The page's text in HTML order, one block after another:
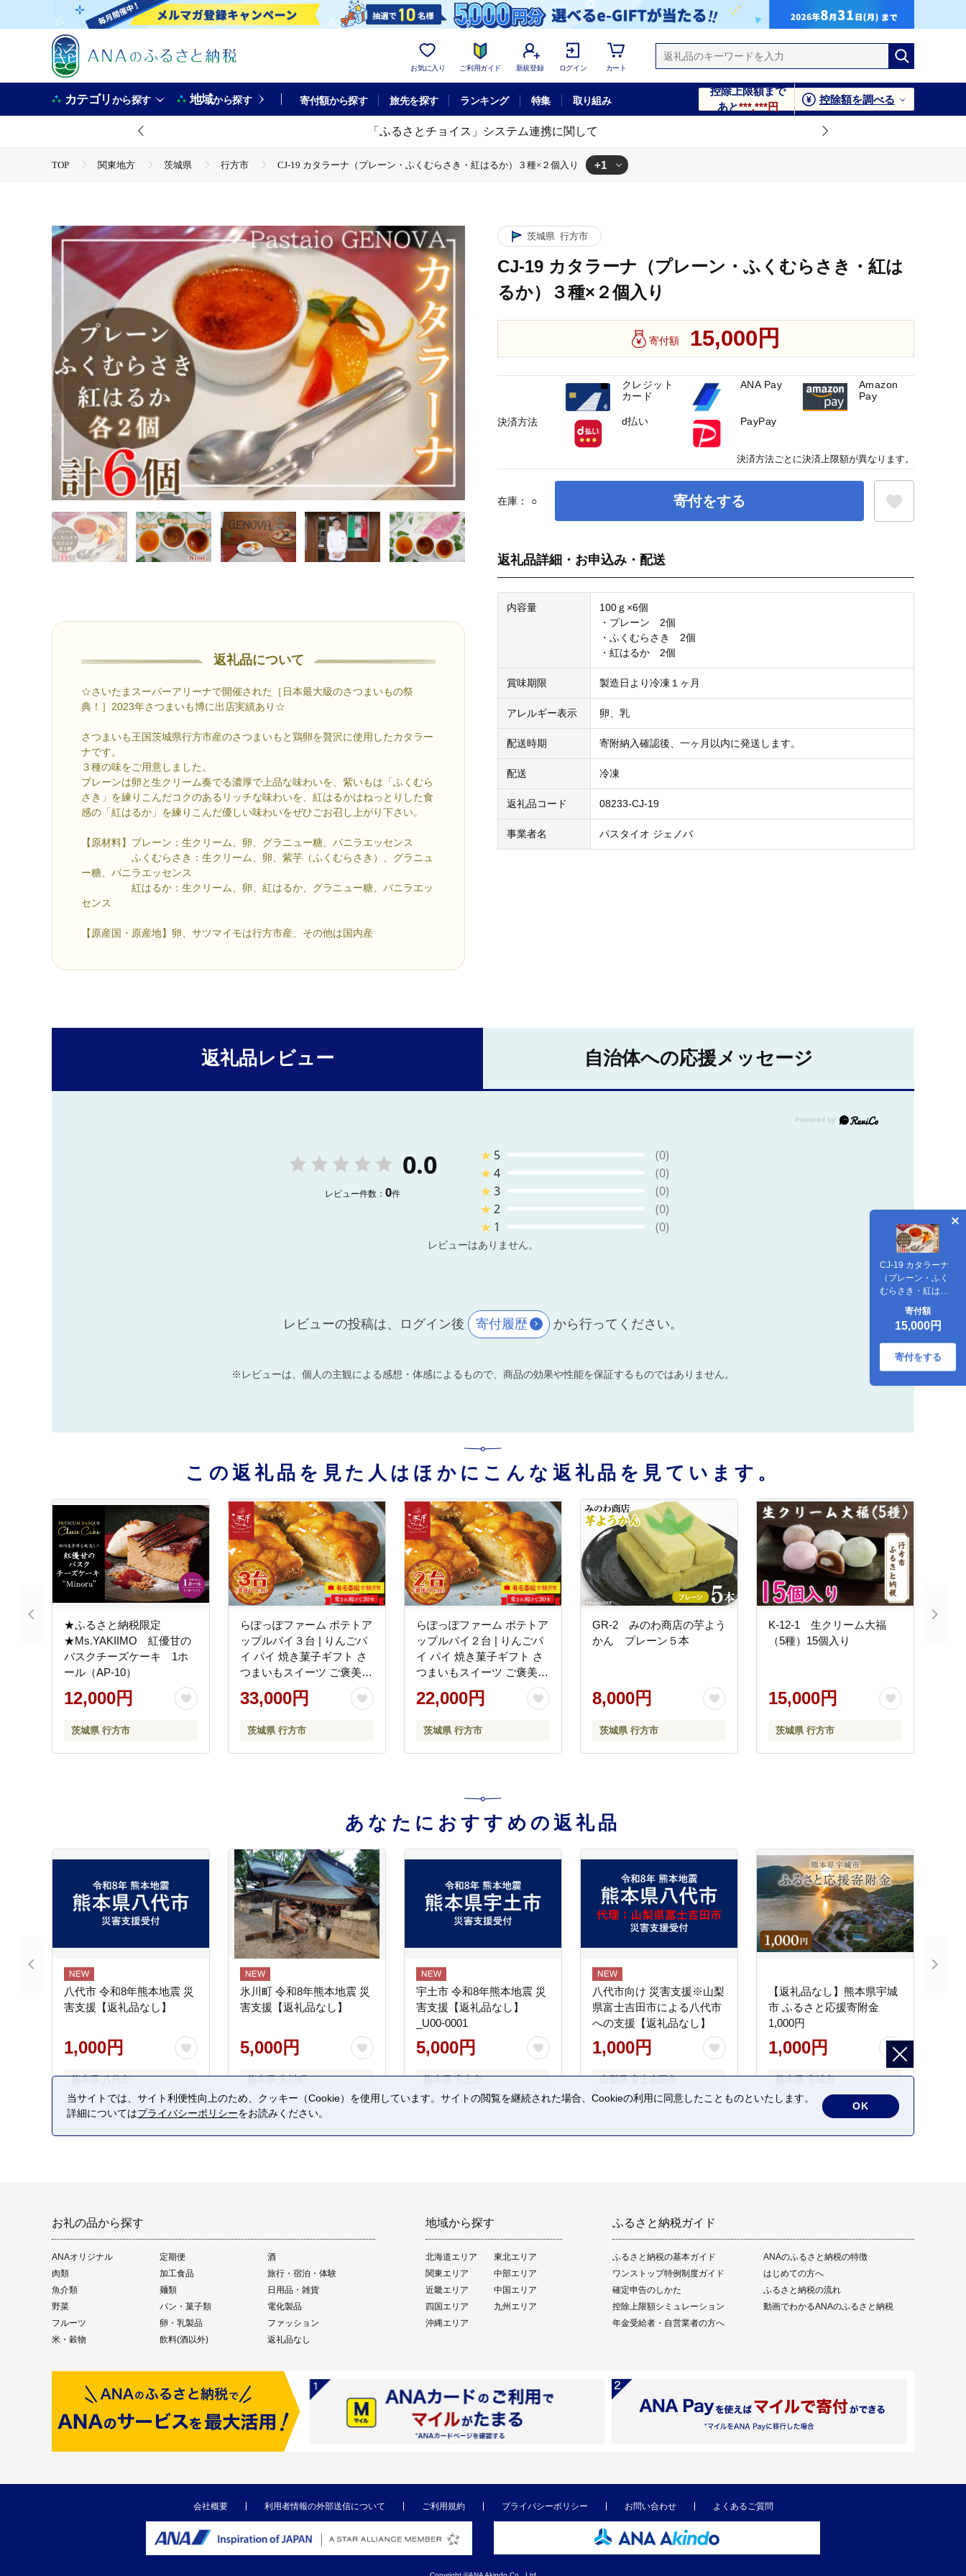
お気に入り ご利用ガイド 新規登録 ログイン カート
カテゴリから探す 地域から探す 寄付額から探す 旅先を探す ランキング 特集 取り組み
控除上限額まで
あと***,***円
控除額を調べる
「ふるさとチョイス」システム連携に関して
TOP 関東地方 茨城県 行方市 CJ-19 カタラーナ（プレーン・ふくむらさき・紅はるか）３種×２個入り +1
返礼品について
☆さいたまスーパーアリーナで開催された［日本最大級のさつまいもの祭
典！］2023年さつまいも博に出店実績あり☆
さつまいも王国茨城県行方市産のさつまいもと鶏卵を贅沢に使用したカタラー
ナです。
３種の味をご用意しました。
プレーンは卵と生クリーム奏でる濃厚で上品な味わいを、紫いもは「ふくむら
さき」を練りこんだコクのあるリッチな味わいを、紅はるかはねっとりした食
感の「紅はるか」を練りこんだ優しい味わいをぜひごお召し上がり下さい。
【原材料】プレーン：生クリーム、卵、グラニュー糖、バニラエッセンス
ふくむらさき：生クリーム、卵、紫芋（ふくむらさき）、グラニュ
ー糖、バニラエッセンス
紅はるか：生クリーム、卵、紅はるか、グラニュー糖、バニラエッ
センス
【原産国・原産地】卵、サツマイモは行方市産、その他は国内産
茨城県 行方市
CJ-19 カタラーナ（プレーン・ふくむらさき・紅は
るか）３種×２個入り
寄付額 15,000円
在庫： ○ 寄付をする
CJ-19 カタラーナ
（プレーン・ふく
むらさき・紅はる
寄付額
15,000円
寄付をする
返礼品詳細・お申込み・配送
内容量
100ｇ×6個
・プレーン 2個
・ふくむらさき 2個
・紅はるか 2個
賞味期限 製造日より冷凍１ヶ月
アレルギー表示 卵、乳
配送時期 寄附納入確認後、一ヶ月以内に発送します。
配送 冷凍
返礼品コード 08233-CJ-19
事業者名 パスタイオ ジェノバ
決済方法
クレジット
カード
ANA Pay
Amazon
Pay
d払い PayPay
決済方法ごとに決済上限額が異なります。
返礼品レビュー 自治体への応援メッセージ
0.0
レビュー件数： 0件
★ 5
(0)
★4
(0)
★3
(0)
★2
(0)
★ 1 (0)
レビューはありません。
レビューの投稿は、ログイン後 寄付履歴 から行ってください。
※レビューは、個人の主観による感想・体感によるもので、商品の効果や性能を保証するものではありません。
この返礼品を見た人はほかにこんな返礼品を見ています。
★ふるさと納税限定
★Ms.YAKIIMO 紅優甘の
バスクチーズケーキ 1ホ
ール（AP-10）
12,000円
茨城県 行方市
らぽっぽファーム ポテトア
ップルパイ３台 | りんごパ
イ パイ 焼き菓子ギフト さ
つまいもスイーツ ご褒美ス
イーツ 芋スイーツ おいも
スイーツ お菓子 さつまい
33,000円
茨城県 行方市
らぽっぽファーム ポテトア
ップルパイ２台 | りんごパ
イ パイ 焼き菓子ギフト さ
つまいもスイーツ ご褒美ス
イーツ 芋スイーツ おいも
スイーツ お菓子 さつまい
22,000円
茨城県 行方市
GR-2 みのわ商店の芋よう
かん プレーン５本
8,000円
茨城県 行方市
K-12-1 生クリーム大福
（5種）15個入り
15,000円
茨城県 行方市
あなたにおすすめの返礼品
八代市 令和8年熊本地震 災
害支援【返礼品なし】
1,000円
熊本県 八代市
氷川町 令和8年熊本地震 災
害支援【返礼品なし】
5,000円
熊本県 氷川町
宇土市 令和8年熊本地震 災
害支援【返礼品なし】
_U00-0001
5,000円
熊本県 宇土市
八代市向け 災害支援※山梨
県富士吉田市による八代市
への支援【返礼品なし】
1,000円
山梨県 富士吉田市
【返礼品なし】熊本県宇城
市 ふるさと応援寄附金
1,000円
1,000円
熊本県 宇城市
お礼の品から探す
ANAオリジナル 定期便
酒
肉類
加工食品
旅行・宿泊・体験
魚介類
麺類
日用品・雑貨
野菜
パン・菓子類
電化製品
フルーツ
卵・乳製品
ファッション
米・穀物
飲料(酒以外) 返礼品なし
地域から探す
北海道エリア
東北エリア
関東エリア
中部エリア
近畿エリア
中国エリア
四国エリア
九州エリア
沖縄エリア
ふるさと納税ガイド
ふるさと納税の基本ガイド
ANAのふるさと納税の特徴
ワンストップ特例制度ガイド
はじめての方へ
確定申告のしかた
ふるさと納税の流れ
控除上限額シミュレーション
動画でわかるANAのふるさと納税
年金受給者・自営業者の方へ
会社概要 利用者情報の外部送信について ご利用規約 プライバシーポリシー お問い合わせ よくあるご質問
当サイトでは、サイト利便性向上のため、クッキー（Cookie）を使用しています。サイトの閲覧を継続された場合、Cookieの利用に同意したことものといたします。
詳細についてはプライバシーポリシーをお読みください。
OK